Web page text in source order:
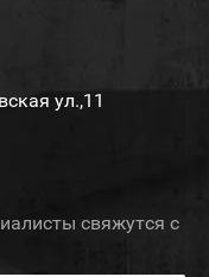
ул.,11
свяжутся с